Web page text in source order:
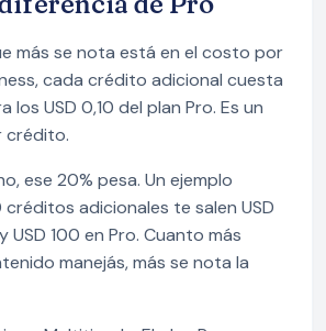
más se nota está en el costo por
cada crédito adicional cuesta
los USD 0,10 del plan Pro. Es un
crédito.
ese 20% pesa. Un ejemplo
adicionales te salen USD
USD 100 en Pro. Cuanto más
manejás, más se nota la